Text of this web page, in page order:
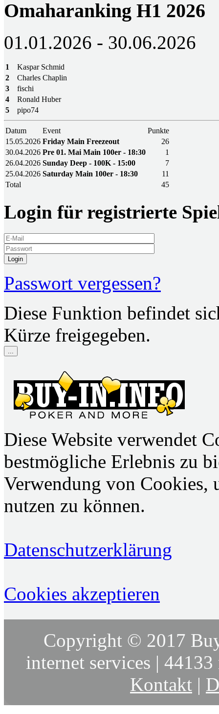
Omaharanking H1 2026
01.01.2026 - 30.06.2026
1
Kaspar Schmid
2
Charles Chaplin
3
fischi
4
Ronald Huber
5
pipo74
Datum Event
Punkte
15.05.2026 Friday Main Freezeout
26
30.04.2026 Pre 01. Mai Main 100er - 18:30
1
26.04.2026 Sunday Deep - 100K - 15:00
7
25.04.2026 Saturday Main 100er - 18:30
11
Total
45
Login für registrierte
Login
Passwort vergessen?
Diese Funktion befindet
Kürze freigegeben.
...
Diese Website verwendet
bestmögliche Erlebnis zu
Verwendung von Cookies,
nutzen zu können.
Datenschutzerklärung
Cookies akzeptieren
Copyright © 2017
internet services |
Kontakt |